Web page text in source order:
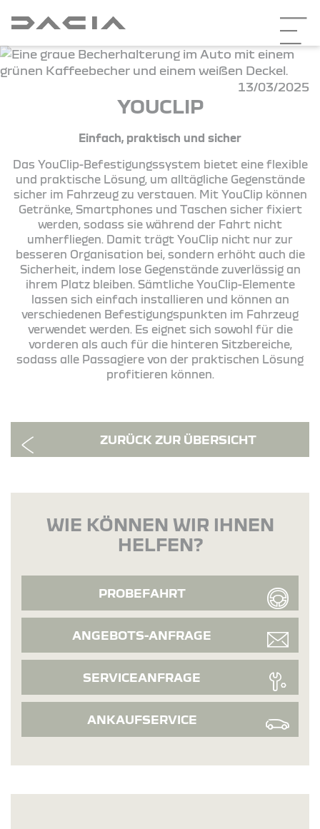
13/03/2025
YOUCLIP
Einfach, praktisch und sicher
Das YouClip-Befestigungssystem bietet eine flexible
und praktische Lösung, um alltägliche Gegenstände
sicher im Fahrzeug zu verstauen. Mit YouClip können
Getränke, Smartphones und Taschen sicher fixiert
werden, sodass sie während der Fahrt nicht
umherfliegen. Damit trägt YouClip nicht nur zur
besseren Organisation bei, sondern erhöht auch die
Sicherheit, indem lose Gegenstände zuverlässig an
ihrem Platz bleiben. Sämtliche YouClip-Elemente
lassen sich einfach installieren und können an
verschiedenen Befestigungspunkten im Fahrzeug
verwendet werden. Es eignet sich sowohl für die
vorderen als auch für die hinteren Sitzbereiche,
sodass alle Passagiere von der praktischen Lösung
profitieren können.
ZURÜCK ZUR ÜBERSICHT
WIE KÖNNEN WIR IHNEN
HELFEN?
PROBEFAHRT
ANGEBOTS-ANFRAGE
SERVICEANFRAGE
ANKAUFSERVICE